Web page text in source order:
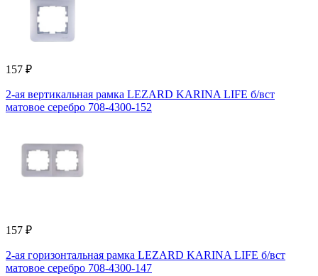
157 ₽
2-ая вертикальная рамка LEZARD KARINA LIFE б/вст
матовое серебро 708-4300-152
157 ₽
2-ая горизонтальная рамка LEZARD KARINA LIFE б/вст
матовое серебро 708-4300-147